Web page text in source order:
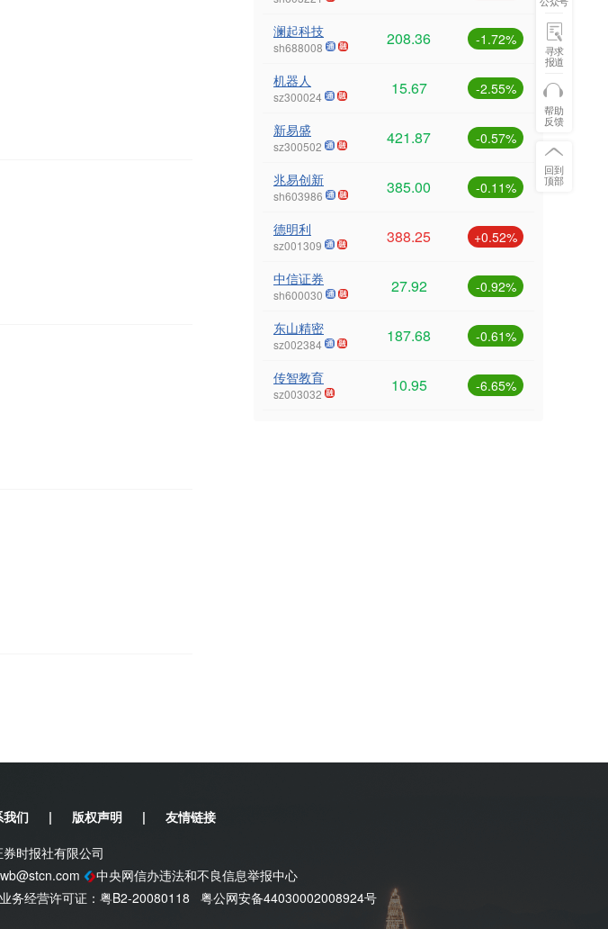
澜起科技
sh688008 208.36 -1.72%
机器人
sz300024 15.67 -2.55%
新易盛
sz300502 421.87 -0.57%
兆易创新
sh603986 385.00 -0.11%
德明利
sz001309 388.25 +0.52%
中信证券
sh600030 27.92 -0.92%
东山精密
sz002384 187.68 -0.61%
传智教育
sz003032 10.95 -6.65%
寻求
报道
帮助
反馈
回到
顶部
我们 | 版权声明 |
友情链接
时报社有限公司
中央网信办违法和不良信息举报中心
务经营许可证：粤B2-20080118 粤公网安备44030002008924号